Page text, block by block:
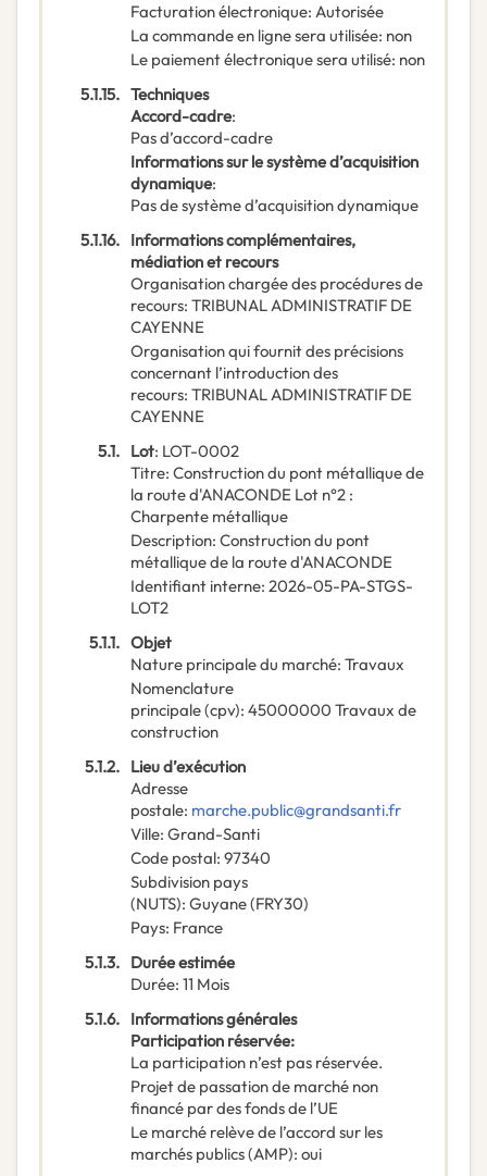
Facturation électronique: Autorisée
La commande en ligne sera utilisée: non
Le paiement électronique sera utilisé: non
5.1.15. Techniques
Accord-cadre:
Pas d’accord-cadre
Informations sur le système d’acquisition
dynamique:
Pas de système d’acquisition dynamique
5.1.16. Informations complémentaires,
médiation et recours
Organisation chargée des procédures de
recours: TRIBUNAL ADMINISTRATIF DE
CAYENNE
Organisation qui fournit des précisions
concernant l’introduction des
recours: TRIBUNAL ADMINISTRATIF DE
CAYENNE
5.1. Lot: LOT-0002
Titre: Construction du pont métallique de
la route d'ANACONDE Lot n°2 :
Charpente métallique
Description: Construction du pont
métallique de la route d'ANACONDE
Identifiant interne: 2026-05-PA-STGS-
LOT2
5.1.1. Objet
Nature principale du marché: Travaux
Nomenclature
principale(cpv): 45000000 Travaux de
construction
5.1.2. Lieu d’exécution
Adresse
postale: marche.public@grandsanti.fr
Ville: Grand-Santi
Code postal: 97340
Subdivision pays
(NUTS): Guyane(FRY30)
Pays: France
5.1.3. Durée estimée
Durée: 11 Mois
5.1.6. Informations générales
Participation réservée:
La participation n’est pas réservée.
Projet de passation de marché non
financé par des fonds de l’UE
Le marché relève de l’accord sur les
marchés publics (AMP): oui